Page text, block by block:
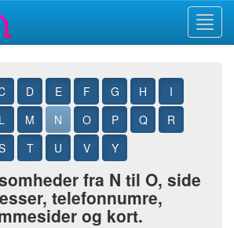
D E F G H
I
L M N O P Q
R
T U V Y
fra N til O, side
telefonnumre,
og kort.